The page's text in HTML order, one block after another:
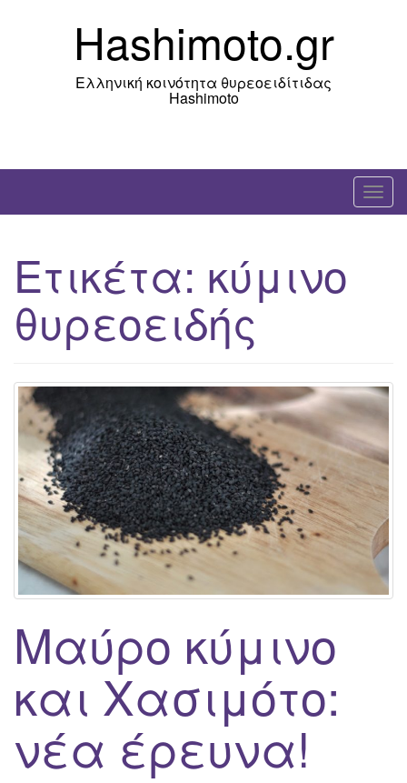
Hashimoto.gr
Ελληνική κοινότητα θυρεοειδίτιδας
Hashimoto
T
o
v
i
g
a
i
n
Ετικέτα: κύμινο
θυρεοειδής
Μαύρο κύμινο
και Χασιμότο:
νέα έρευνα!